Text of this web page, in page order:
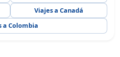
Viajes a Canadá
a Colombia